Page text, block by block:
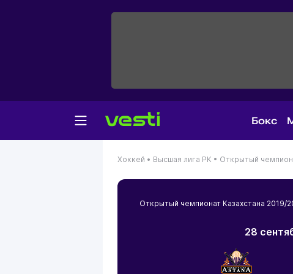
Бокс
Хоккей • Высшая лига РК • Открытый
Открытый чемпионат Казахстана 2019/
28